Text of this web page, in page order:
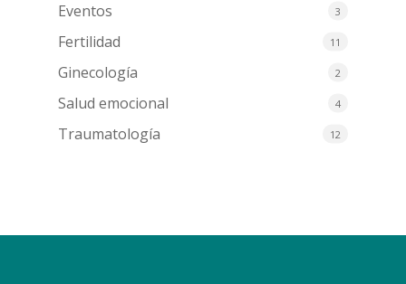
Eventos 3
Fertilidad 11
Ginecología 2
Salud emocional 4
Traumatología 12